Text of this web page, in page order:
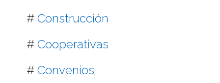
# Construcción
# Cooperativas
# Convenios